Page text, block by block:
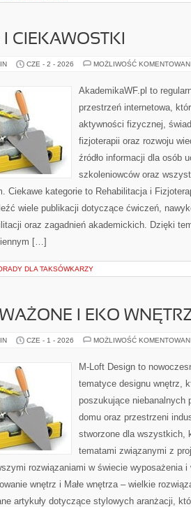
I CIEKAWOSTKI
CZE - 2 - 2026 MOŻLIWOŚĆ
AkademikaWF.pl to
przestrzeń internetowa,
aktywności fizycznej,
fizjoterapii oraz rozwoju
źródło informacji dla osób
szkoleniowców oraz
Ciekawe kategorie to Rehabilitacja i
wiele publikacji dotyczące ćwiczeń,
oraz zagadnień akademickich. Dzięki
[…]
DLA TAKSÓWKARZY
I EKO
CZE - 1 - 2026 MOŻLIWOŚĆ
M-Loft Design to
tematyce designu wnętrz,
poszukujące niebanalnych
domu oraz przestrzeni
stworzone dla wszystkich,
tematami związanymi z
rozwiązaniami w świecie wyposażenia
wnętrz i Małe wnętrza – wielkie
artykuły dotyczące stylowych aranżacji,